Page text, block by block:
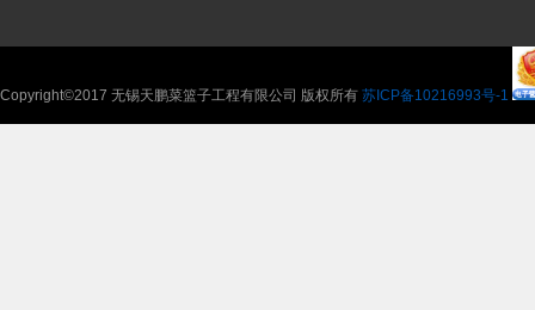
Copyright©2017 无锡天鹏菜篮子工程有限公司 版权所有 苏ICP备10216993号-1